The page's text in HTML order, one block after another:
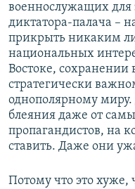
военнослужащих для
диктатора-палача –
прикрыть никаким
национальных
Востоке, сохранении
стратегически
однополярному
блеяния даже от
пропагандистов, на
ставить. Даже они
Потому что это